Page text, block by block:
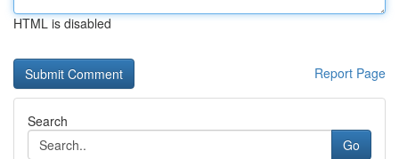
HTML is disabled
Report Page
Search
Go